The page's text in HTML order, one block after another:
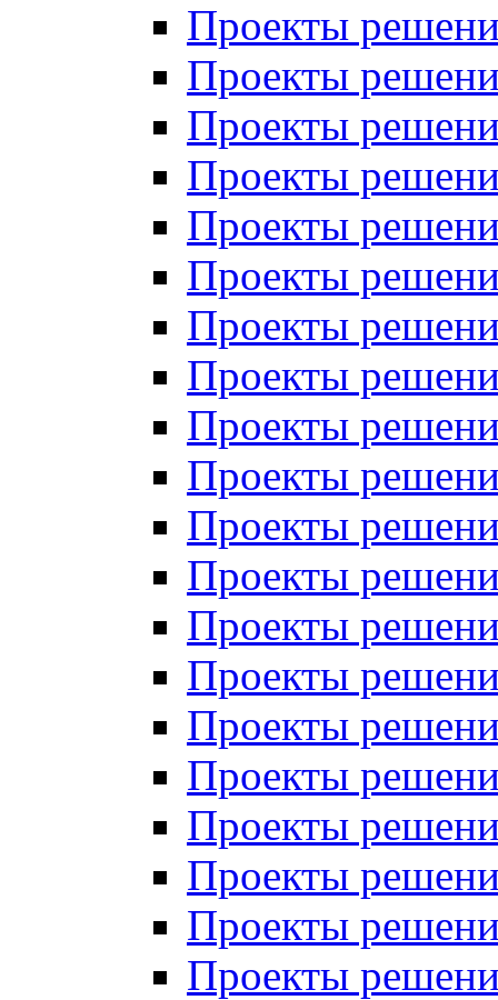
Проекты
Проекты
Проекты
Проекты
Проекты
Проекты
Проекты
Проекты
Проекты
Проекты
Проекты
Проекты
Проекты
Проекты
Проекты
Проекты
Проекты
Проекты
Проекты
Проекты